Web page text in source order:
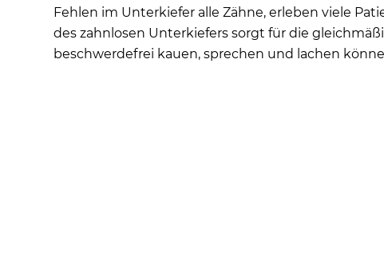
Fehlen im Unterkiefer alle Zähne, erleben viele
des zahnlosen Unterkiefers sorgt für die
beschwerdefrei kauen, sprechen und lachen